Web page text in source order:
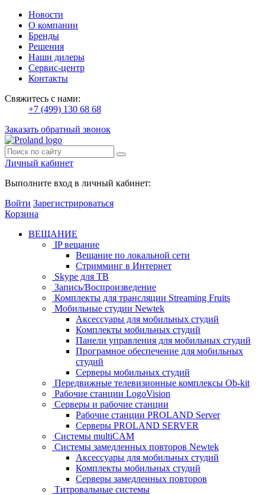
Новости
О компании
Бренды
Решения
Наши дилеры
Сервис-центр
Контакты
Свяжитесь с нами:
+7 (499) 130 68 68
Заказать обратный звонок
Личный кабинет
Выполните вход в личный кабинет:
Войти Зарегистрироваться
Корзина
ВЕЩАНИЕ
IP вещание
Вещание по локальной сети
Стримминг в Интернет
Skype для ТВ
Запись/Воспроизведение
Комплекты для трансляции Streaming Fruits
Мобильные студии Newtek
Аксессуары для мобильных студий
Комплекты мобильных студий
Панели управления для мобильных студий
Програмное обеспечение для мобильных
студий
Серверы мобильных студий
Передвижные телевизионные комплексы Ob-kit
Рабочие станции LogoVision
Серверы и рабочие станции
Рабочие станции PROLAND Server
Серверы PROLAND SERVER
Системы multiCAM
Системы замедленных повторов Newtek
Аксессуары для мобильных студий
Комплекты мобильных студий
Серверы замедленных повторов
Титровальные системы